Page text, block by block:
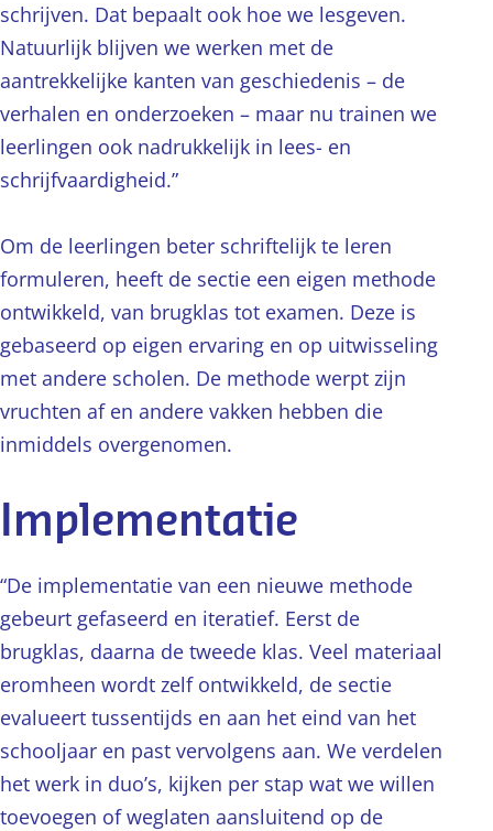
schrijven. Dat bepaalt ook hoe we lesgeven.
Natuurlijk blijven we werken met de
aantrekkelijke kanten van geschiedenis – de
verhalen en onderzoeken – maar nu trainen we
leerlingen ook nadrukkelijk in lees- en
schrijfvaardigheid.”
Om de leerlingen beter schriftelijk te leren
formuleren, heeft de sectie een eigen methode
ontwikkeld, van brugklas tot examen. Deze is
gebaseerd op eigen ervaring en op uitwisseling
met andere scholen. De methode werpt zijn
vruchten af en andere vakken hebben die
inmiddels overgenomen.
Implementatie
“De implementatie van een nieuwe methode
gebeurt gefaseerd en iteratief. Eerst de
brugklas, daarna de tweede klas. Veel materiaal
eromheen wordt zelf ontwikkeld, de sectie
evalueert tussentijds en aan het eind van het
schooljaar en past vervolgens aan. We verdelen
het werk in duo’s, kijken per stap wat we willen
toevoegen of weglaten aansluitend op de